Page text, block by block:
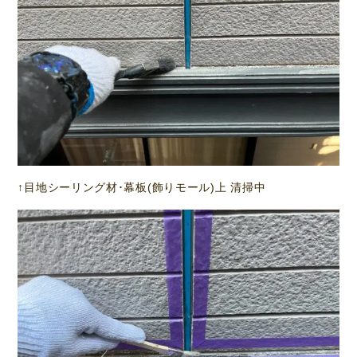
↑目地シーリング材･幕板(飾りモール)上 清掃中